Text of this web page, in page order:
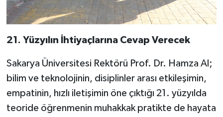
21. Yüzyılın İhtiyaçlarına Cevap Verecek
Sakarya Üniversitesi Rektörü Prof. Dr. Hamza Al;
bilim ve teknolojinin, disiplinler arası etkileşimin,
empatinin, hızlı iletişimin öne çıktığı 21. yüzyılda
teoride öğrenmenin muhakkak pratikte de hayata